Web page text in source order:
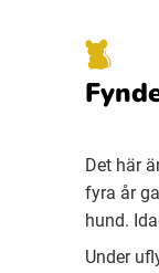
Det här
fyra år
hund.
Under